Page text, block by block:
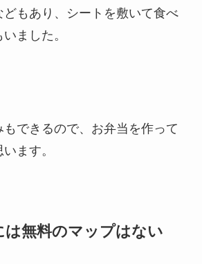
もあり、シートを敷いて食べ
ました。
できるので、お弁当を作って
ます。
は無料のマップはない